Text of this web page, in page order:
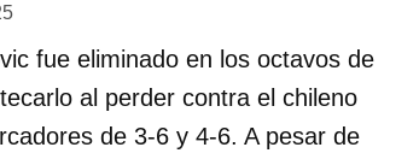
fue eliminado en los octavos de
al perder contra el chileno
de 3-6 y 4-6. A pesar de